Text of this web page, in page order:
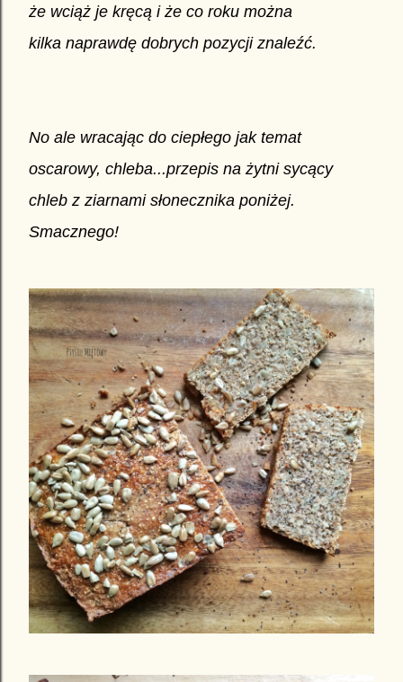
że wciąż je kręcą i że co roku można
kilka naprawdę dobrych pozycji znaleźć.
No ale wracając do ciepłego jak temat
oscarowy, chleba...przepis na żytni sycący
chleb z ziarnami słonecznika poniżej.
Smacznego!